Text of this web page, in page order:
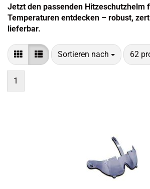
Jetzt den passenden Hitzeschutzhelm
Temperaturen entdecken – robust,
lieferbar.
Sortieren nach
Sortieren nach 62
pro
1